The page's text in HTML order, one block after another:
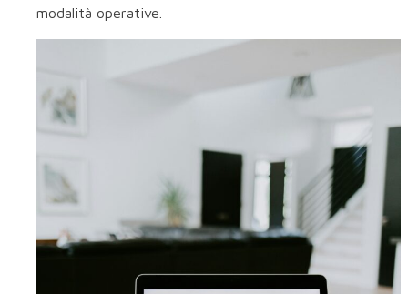
modalità operative.